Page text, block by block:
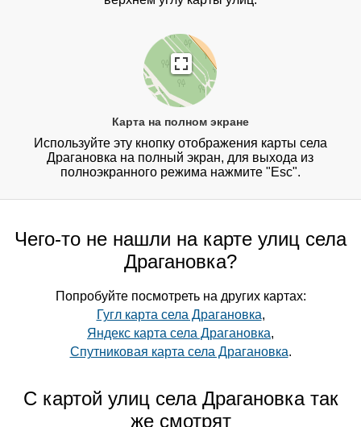
Карта на полном экране
Используйте эту кнопку отображения карты села
Драгановка на полный экран, для выхода из
полноэкранного режима нажмите "Esc".
Чего-то не нашли на карте улиц села
Драгановка?
Попробуйте посмотреть на других картах:
Гугл карта села Драгановка,
Яндекс карта села Драгановка,
Спутниковая карта села Драгановка.
С картой улиц села Драгановка так
же смотрят